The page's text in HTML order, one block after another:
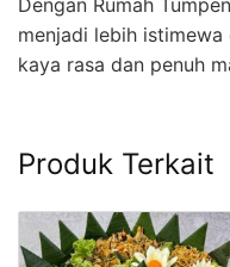
Dengan Rumah
menjadi lebih
kaya rasa dan penuh
Produk Terkait